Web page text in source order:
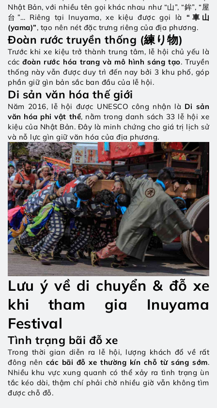
Nhật Bản, với nhiều tên gọi khác nhau như “山”, “鉾”, “屋
台”… Riêng tại Inuyama, xe kiệu được gọi là “車山
(yama)”, tạo nên nét đặc trưng riêng của địa phương.
Đoàn rước truyền thống (練り物)
Trước khi xe kiệu trở thành trung tâm, lễ hội chủ yếu là
các đoàn rước hóa trang và mô hình sáng tạo. Truyền
thống này vẫn được duy trì đến nay bởi 3 khu phố, góp
phần giữ gìn bản sắc ban đầu của lễ hội.
Di sản văn hóa thế giới
Năm 2016, lễ hội được UNESCO công nhận là Di sản
văn hóa phi vật thể, nằm trong danh sách 33 lễ hội xe
kiệu của Nhật Bản. Đây là minh chứng cho giá trị lịch sử
và nỗ lực gìn giữ văn hóa của địa phương.
Lưu ý về di chuyển & đỗ xe
khi tham gia Inuyama
Festival
Tình trạng bãi đỗ xe
Trong thời gian diễn ra lễ hội, lượng khách đổ về rất
đông nên các bãi đỗ xe thường kín chỗ từ sáng sớm.
Nhiều khu vực xung quanh có thể xảy ra tình trạng ùn
tắc kéo dài, thậm chí phải chờ nhiều giờ vẫn không tìm
được chỗ đỗ.